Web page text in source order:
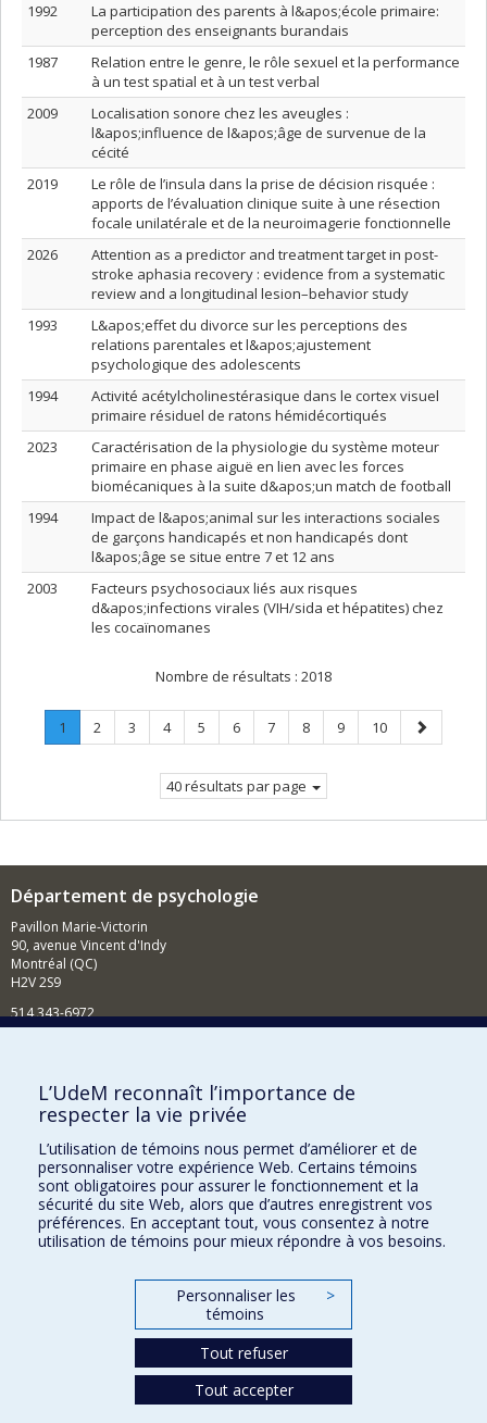
1992
La participation des parents à l&apos;école primaire:
perception des enseignants burandais
1987
Relation entre le genre, le rôle sexuel et la performance
à un test spatial et à un test verbal
2009
Localisation sonore chez les aveugles :
l&apos;influence de l&apos;âge de survenue de la
cécité
2019
Le rôle de l’insula dans la prise de décision risquée :
apports de l’évaluation clinique suite à une résection
focale unilatérale et de la neuroimagerie fonctionnelle
2026
Attention as a predictor and treatment target in post-
stroke aphasia recovery : evidence from a systematic
review and a longitudinal lesion–behavior study
1993
L&apos;effet du divorce sur les perceptions des
relations parentales et l&apos;ajustement
psychologique des adolescents
1994
Activité acétylcholinestérasique dans le cortex visuel
primaire résiduel de ratons hémidécortiqués
2023
Caractérisation de la physiologie du système moteur
primaire en phase aiguë en lien avec les forces
biomécaniques à la suite d&apos;un match de football
1994
Impact de l&apos;animal sur les interactions sociales
de garçons handicapés et non handicapés dont
l&apos;âge se situe entre 7 et 12 ans
2003
Facteurs psychosociaux liés aux risques
d&apos;infections virales (VIH/sida et hépatites) chez
les cocaïnomanes
Nombre de résultats : 2018
Page
1
Page
Page
2 Page
3 Page
4 Page
5 Page
6 Page
7 Page
8 Page
9 Page
10
Page
suivante
40 résultats par page
Département de psychologie
Pavillon Marie-Victorin
90, avenue Vincent d'Indy
Montréal (QC)
H2V 2S9
514 343-6972
Comment soutenir le Département?
BESOIN D'AIDE?
Plan du site
Signaler une erreur
Accessibilité
FACULTÉ DES ARTS ET DES SCIENCES
Nos départements et écoles
L’UdeM reconnaît l’importance de
respecter la vie privée
L’utilisation de témoins nous permet d’améliorer et de
personnaliser votre expérience Web. Certains témoins
sont obligatoires pour assurer le fonctionnement et la
sécurité du site Web, alors que d’autres enregistrent vos
préférences. En acceptant tout, vous consentez à notre
utilisation de témoins pour mieux répondre à vos besoins.
Personnaliser les
témoins
>
Tout refuser
Tout accepter